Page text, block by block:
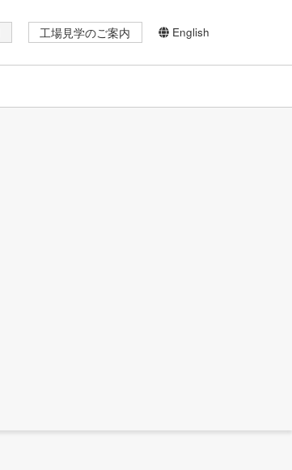
工場見学のご案内 English